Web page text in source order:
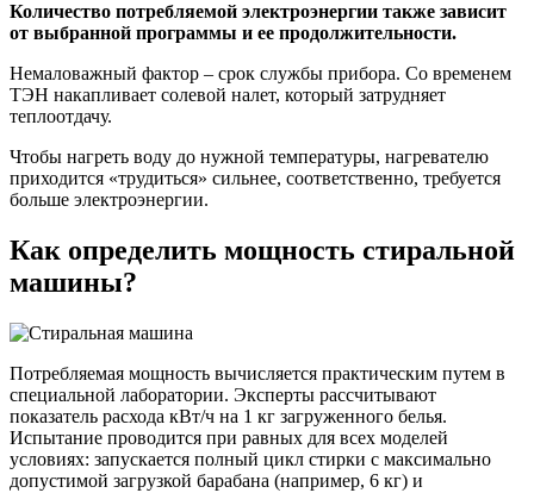
Количество потребляемой электроэнергии также зависит
от выбранной программы и ее продолжительности.
Немаловажный фактор – срок службы прибора. Со временем
ТЭН накапливает солевой налет, который затрудняет
теплоотдачу.
Чтобы нагреть воду до нужной температуры, нагревателю
приходится «трудиться» сильнее, соответственно, требуется
больше электроэнергии.
Как определить мощность стиральной
машины?
Потребляемая мощность вычисляется практическим путем в
специальной лаборатории. Эксперты рассчитывают
показатель расхода кВт/ч на 1 кг загруженного белья.
Испытание проводится при равных для всех моделей
условиях: запускается полный цикл стирки с максимально
допустимой загрузкой барабана (например, 6 кг) и